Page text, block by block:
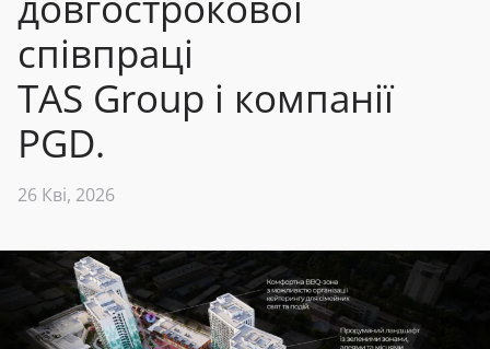
співпраці
TAS Group і компанії
PGD.
26 Кві, 2026